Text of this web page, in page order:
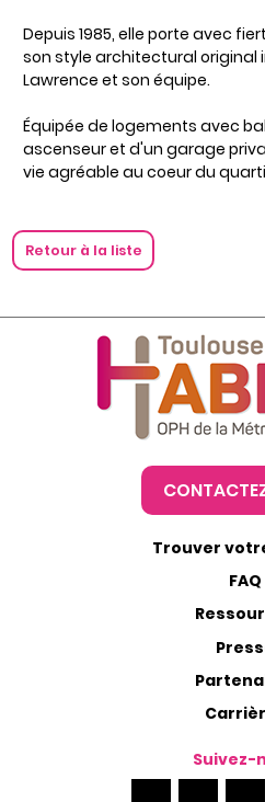
Depuis 1985, elle porte avec
son style architectural original
Lawrence et son équipe.
Équipée de logements avec
ascenseur et d'un garage
vie agréable au coeur du
Retour à la liste
Trouver
FAQ
Suivez-